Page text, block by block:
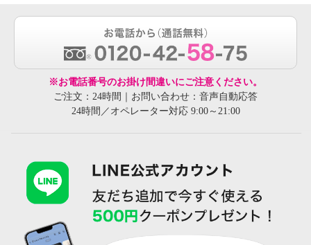
※お電話番号のお掛け間違いにご注意ください。
ご注文：24時間｜お問い合わせ：音声自動応答
24時間／オペレーター対応 9:00～21:00